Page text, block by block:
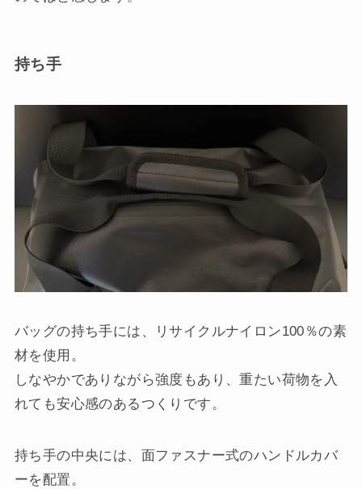
持ち手
バッグの持ち手には、リサイクルナイロン100％の素
材を使用。
しなやかでありながら強度もあり、重たい荷物を入
れても安心感のあるつくりです。
持ち手の中央には、面ファスナー式のハンドルカバ
ーを配置。